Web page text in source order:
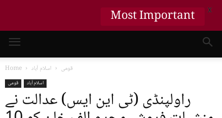
Home قومی اسلام آباد
قومی اسلام آباد
راولپنڈی (ٹی این ایس) عدالت نے
Most Important X